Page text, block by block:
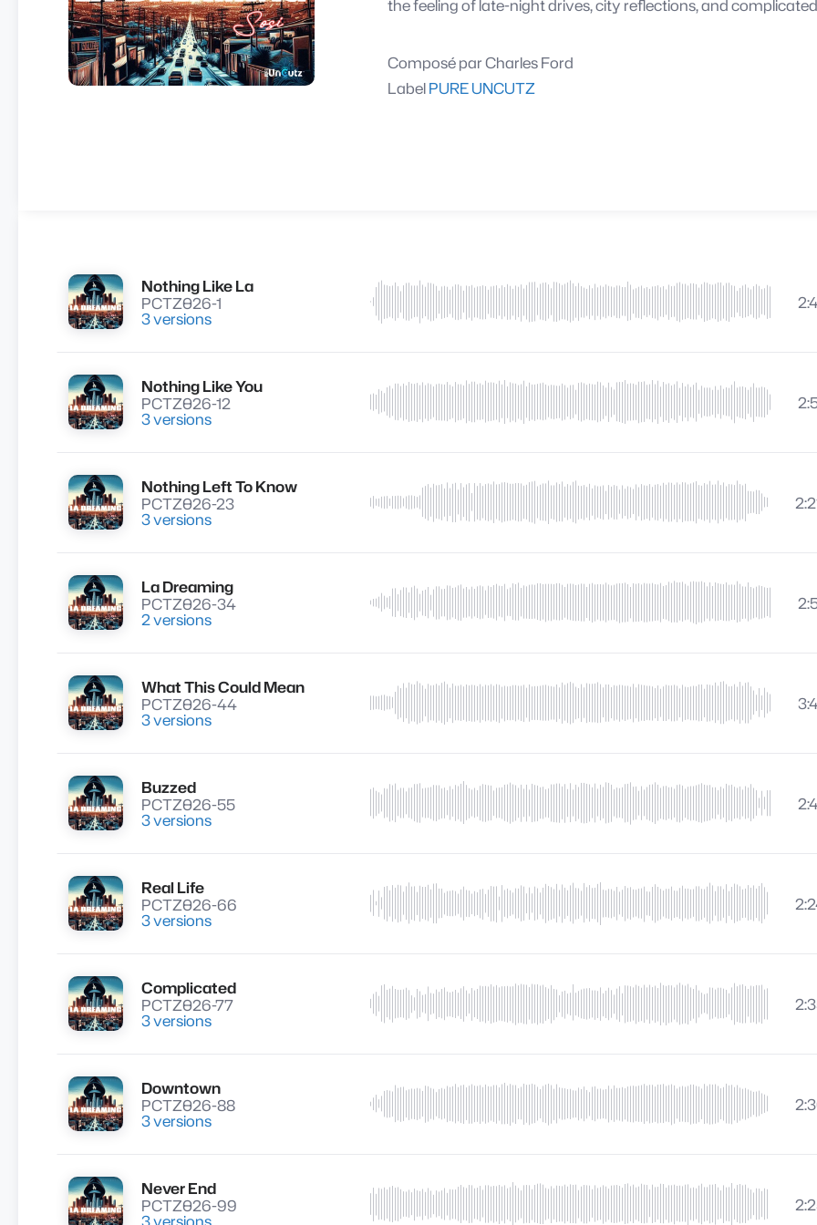
the feeling of late-night drives, city reflections, and
Composé parCharles Ford
LabelPURE UNCUTZ
Lire
Nothing Like La
PCTZ026-1
3 versions
Lire
Nothing Like You
PCTZ026-12
3 versions
Lire
Nothing Left To Know
PCTZ026-23
3 versions
Lire
La Dreaming
PCTZ026-34
2 versions
Lire
What This Could Mean
PCTZ026-44
3 versions
Lire
Buzzed
PCTZ026-55
3 versions
Lire
Real Life
PCTZ026-66
3 versions
Lire
Complicated
PCTZ026-77
3 versions
Lire
Downtown
PCTZ026-88
3 versions
Lire
Never End
PCTZ026-99
3 versions